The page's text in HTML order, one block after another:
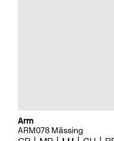
Arm
ARM078 Mässing